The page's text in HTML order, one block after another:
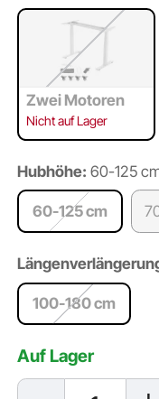
Zwei Motoren
Nicht auf Lager
Hubhöhe: 60-125
60-125 cm
100-180 cm
Auf Lager